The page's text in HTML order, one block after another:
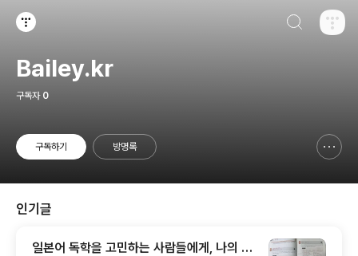
Bailey.kr
구독자 0
구독하기 방명록
인기글
일본어 독학을 고민하는 사람들에게, 나의 경